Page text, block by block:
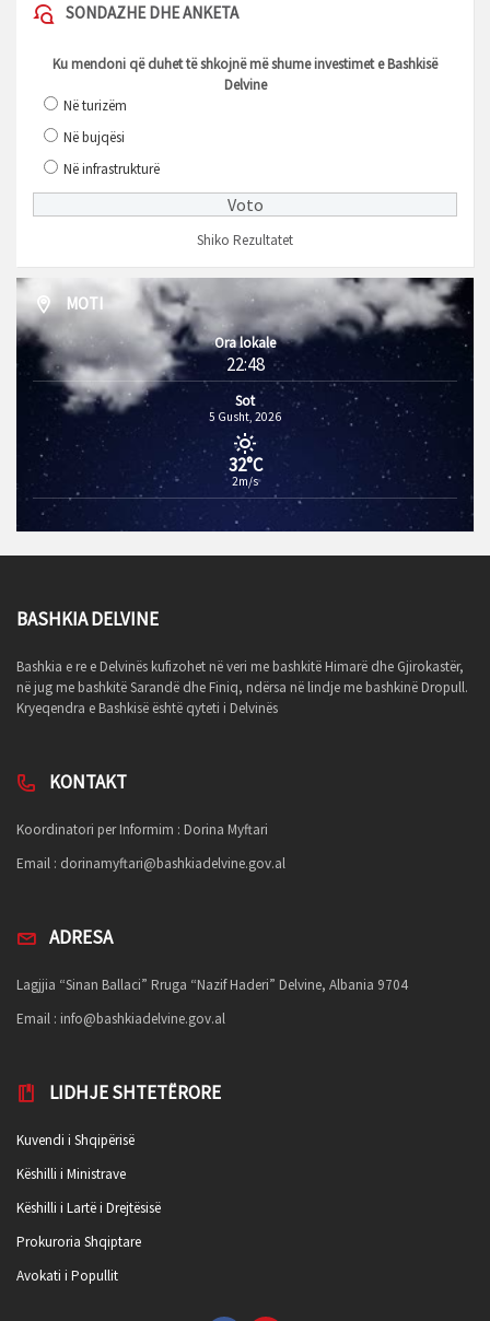
SONDAZHE DHE ANKETA
Ku mendoni që duhet të shkojnë më shume investimet e Bashkisë
Delvine
Në turizëm
Në bujqësi
Në infrastrukturë
Shiko Rezultatet
MOTI
Ora lokale
22:48
Sot
5 Gusht, 2026
32°C
2m/s
BASHKIA DELVINE
Bashkia e re e Delvinës kufizohet në veri me bashkitë Himarë dhe Gjirokastër,
në jug me bashkitë Sarandë dhe Finiq, ndërsa në lindje me bashkinë Dropull.
Kryeqendra e Bashkisë është qyteti i Delvinës
KONTAKT
Koordinatori per Informim : Dorina Myftari
Email : dorinamyftari@bashkiadelvine.gov.al
ADRESA
Lagjjia “Sinan Ballaci” Rruga “Nazif Haderi” Delvine, Albania 9704
Email : info@bashkiadelvine.gov.al
LIDHJE SHTETËRORE
Kuvendi i Shqipërisë
Këshilli i Ministrave
Këshilli i Lartë i Drejtësisë
Prokuroria Shqiptare
Avokati i Popullit